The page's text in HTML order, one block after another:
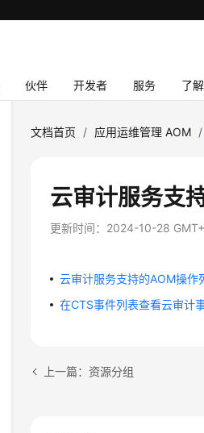
伙伴 开发者 服务 了
文档首页 / 应用运维管理 AOM /
云审计服务支
更新时间： 2024-10-28
云审计服务支持的AOM操作
在CTS事件列表查看云审计
上一篇：资源分组